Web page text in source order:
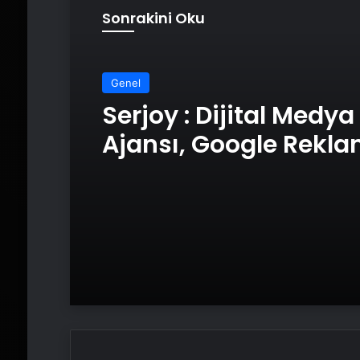
Sonrakini Oku
Genel
Serjoy : Dijital Medya
Ajansı, Google